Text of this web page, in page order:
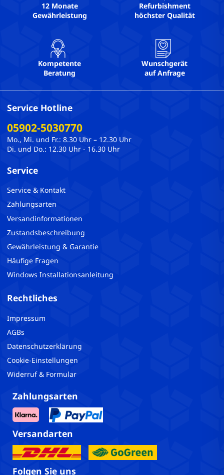
12 Monate
Gewährleistung
Refurbishment
höchster Qualität
Kompetente
Beratung
Wunschgerät
auf Anfrage
Service Hotline
05902-5030770
Mo., Mi. und Fr.: 8.30 Uhr – 12.30 Uhr
Di. und Do.: 12.30 Uhr - 16.30 Uhr
Service
Service & Kontakt
Zahlungsarten
Versandinformationen
Zustandsbeschreibung
Gewährleistung & Garantie
Häufige Fragen
Windows Installationsanleitung
Rechtliches
Impressum
AGBs
Datenschutzerklärung
Cookie-Einstellungen
Widerruf & Formular
Zahlungsarten
Versandarten
Folgen Sie uns